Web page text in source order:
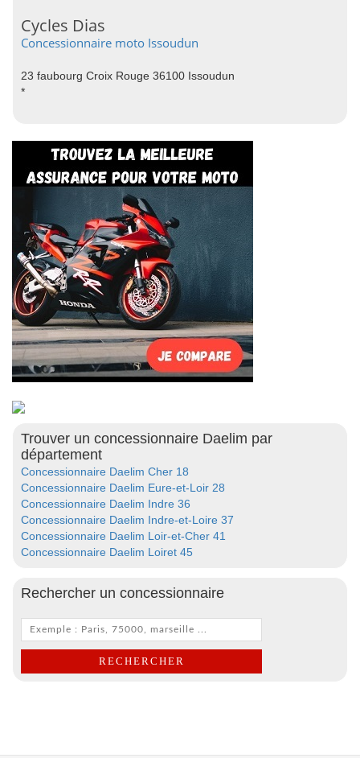
Cycles Dias
Concessionnaire moto Issoudun
23 faubourg Croix Rouge 36100 Issoudun
*
Trouver un concessionnaire Daelim par
département
Concessionnaire Daelim Cher 18
Concessionnaire Daelim Eure-et-Loir 28
Concessionnaire Daelim Indre 36
Concessionnaire Daelim Indre-et-Loire 37
Concessionnaire Daelim Loir-et-Cher 41
Concessionnaire Daelim Loiret 45
Rechercher un concessionnaire